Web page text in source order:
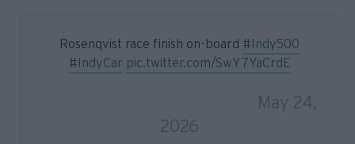
Rosenqvist race finish on-board #Indy500
#IndyCar pic.twitter.com/SwY7YaCrdE
May 24,
2026